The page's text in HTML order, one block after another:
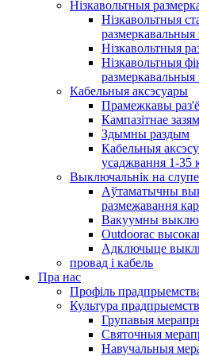
Нізкавольтныя
Нізкавольтныя
Нізкавольтныя
Нізкавольтныя
Кабельныя аксэсуары
Прамежкавы
Кампазітнае
Здымны раздым
Кабельныя
усаджвання 1-35
Выключальнік на слупе
Аўтаматычны
размежавання
Вакуумны
Outdoorac
Адключыце
провад і кабель
Пра нас
Профіль
Культура
Групавыя
Святочныя
Навучальныя